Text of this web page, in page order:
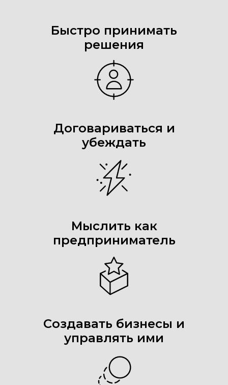
Быстро принимать
решения
Договариваться и
убеждать
Мыслить как
предприниматель
Создавать бизнесы и
управлять ими